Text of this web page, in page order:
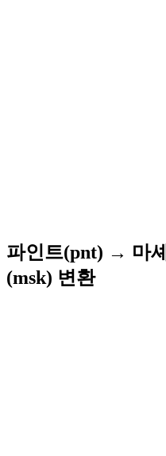
파인트(pnt) → 마
(msk) 변환